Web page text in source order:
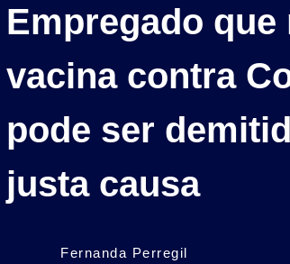
Empregado que
vacina contra
pode ser
justa causa
Fernanda Perregil